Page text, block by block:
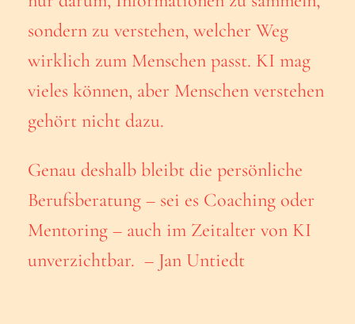
sondern zu verstehen, welcher Weg
wirklich zum Menschen passt. KI mag
vieles können, aber Menschen verstehen
gehört nicht dazu.
Genau deshalb bleibt die persönliche
Berufsberatung – sei es Coaching oder
Mentoring – auch im Zeitalter von KI
unverzichtbar. – Jan Untiedt